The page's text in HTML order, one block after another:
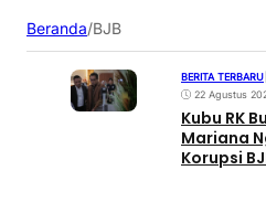
Beranda/BJB
BERITA TERBARU
22 Agustus
Kubu RK
Mariana
Korupsi